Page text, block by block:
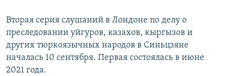
Вторая серия слушаний в Лондоне по делу о
преследовании уйгуров, казахов, кыргызов и
других тюркоязычных народов в Синьцзяне
началась 10 сентября. Первая состоялась в июне
2021 года.